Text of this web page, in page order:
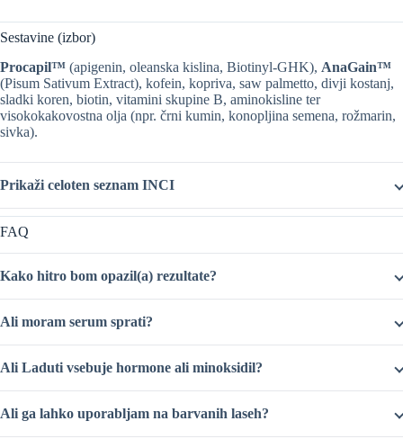
Sestavine (izbor)
Procapil™ (apigenin, oleanska kislina, Biotinyl-GHK), AnaGain™
(Pisum Sativum Extract), kofein, kopriva, saw palmetto, divji kostanj,
sladki koren, biotin, vitamini skupine B, aminokisline ter
visokokakovostna olja (npr. črni kumin, konopljina semena, rožmarin,
sivka).
Prikaži celoten seznam INCI
FAQ
Kako hitro bom opazil(a) rezultate?
Ali moram serum sprati?
Ali Laduti vsebuje hormone ali minoksidil?
Ali ga lahko uporabljam na barvanih laseh?